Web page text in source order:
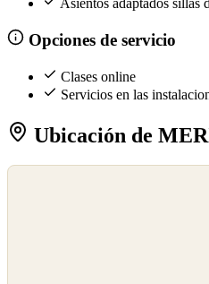
Asientos adaptados sillas
Opciones de servicio
Clases online
Servicios en las
Ubicación de